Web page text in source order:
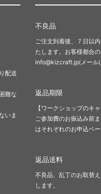
配送
難な
いま
不良品
ご注文到着後、７日以
たします。お客様都合
info@kizcraft.jp(メール
返品期限
【ワークショップのキャ
ご参加費のお振込み前
はそれぞれのお申込ペー
返品送料
不良品、乱丁のお取替
します。